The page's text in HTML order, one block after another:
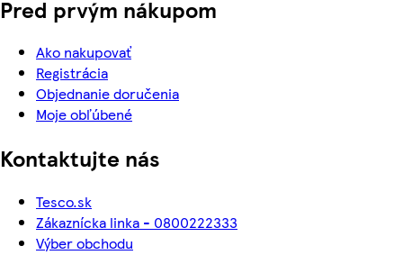
Pred prvým nákupom
Ako nakupovať
Registrácia
Objednanie doručenia
Moje obľúbené
Kontaktujte nás
Tesco.sk
Zákaznícka linka - 0800222333
Výber obchodu